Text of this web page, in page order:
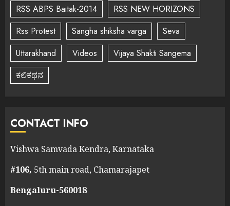
RSS ABPS Baitak-2014
RSS NEW HORIZONS
Rss Protest
Sangha shiksha varga
Seva
Uttarakhand
Videos
Vijaya Shakti Sangema
ಕಲಿಕಥನ
CONTACT INFO
Vishwa Samvada Kendra, Karnataka
#106, 5th main road, Chamarajapet
Bengaluru-560018